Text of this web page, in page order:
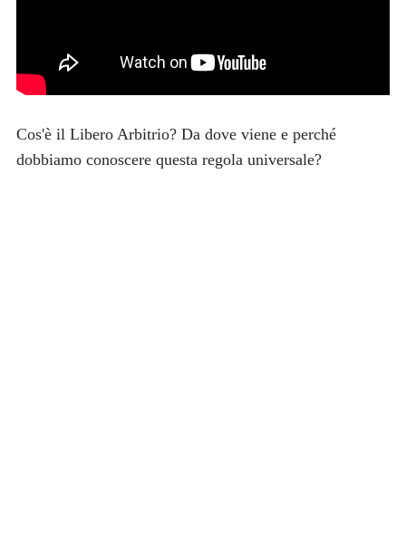
Cos'è il Libero Arbitrio? Da dove viene e perché
dobbiamo conoscere questa regola universale?